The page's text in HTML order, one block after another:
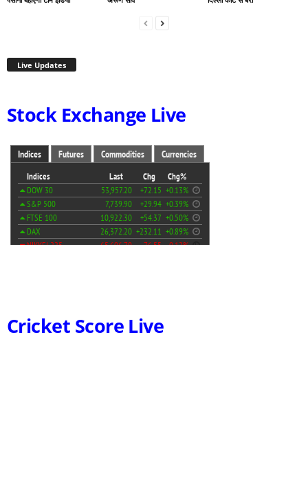
Live Updates
Stock Exchange Live
Cricket Score Live